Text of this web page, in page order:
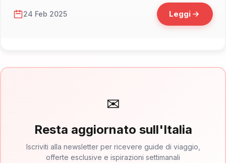
24 Feb 2025 Leggi
✉
Resta aggiornato sull'Italia
Iscriviti alla newsletter per ricevere guide di viaggio,
offerte esclusive e ispirazioni settimanali